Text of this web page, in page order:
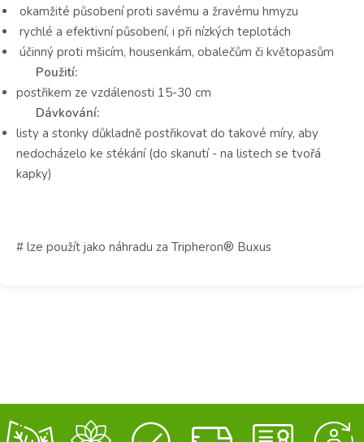
okamžité působení proti savému a žravému hmyzu
rychlé a efektivní působení, i při nízkých teplotách
účinný proti mšicím, housenkám, obalečům či květopasům
Použití:
postřikem ze vzdálenosti 15-30 cm
Dávkování:
listy a stonky důkladně postřikovat do takové míry, aby
nedocházelo ke stékání (do skanutí - na listech se tvořá
kapky)
# lze použít jako náhradu za Tripheron® Buxus